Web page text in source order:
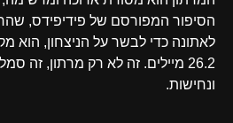
הסיפור המפורסם של פידיפידס,
לאתונה כדי לבשר על הניצחון,
26.2 מיילים. זה לא רק מרתון, זה
ונחישות.